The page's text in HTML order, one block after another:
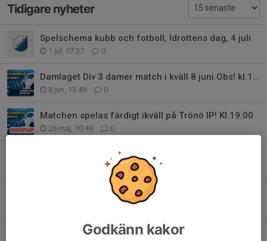
Tidigare nyheter
Spelschema kubb och fotboll, Idrottens dag, 4 juli
1 jul, 07:27 0
Damlaget Div 3 damer match i kväll 8 juni Obs! kl.19.45
8 jun, 13:49 0
Matchen spelas färdigt ikväll på Trönö IP! Kl.19.00
26 maj, 10:49 0
0
Hälsinglands FF besökte Trönö IP idag
Damer Trönö IK/Norrala IF - Kungsbäcks IF 19 april
Godkänn kakor